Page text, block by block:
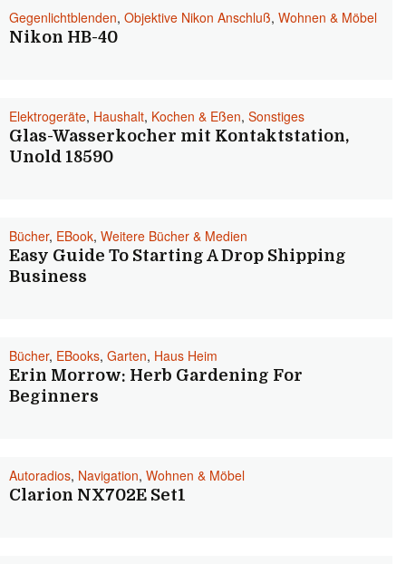
Gegenlichtblenden, Objektive Nikon Anschluß, Wohnen & Möbel
Nikon HB-40
Elektrogeräte, Haushalt, Kochen & Eßen, Sonstiges
Glas-Wasserkocher mit Kontaktstation,
Unold 18590
Bücher, EBook, Weitere Bücher & Medien
Easy Guide To Starting A Drop Shipping
Business
Bücher, EBooks, Garten, Haus Heim
Erin Morrow: Herb Gardening For
Beginners
Autoradios, Navigation, Wohnen & Möbel
Clarion NX702E Set1